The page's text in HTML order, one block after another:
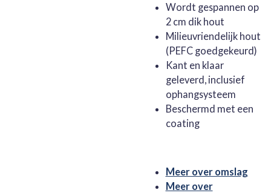
Wordt gespannen op
2 cm dik hout
Milieuvriendelijk hout
(PEFC goedgekeurd)
Kant en klaar
geleverd, inclusief
ophangsysteem
Beschermd met een
coating
Meer over omslag
Meer over